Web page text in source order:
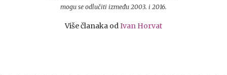
mogu se odlučiti između 2003. i 2016.
Više članaka odIvan Horvat